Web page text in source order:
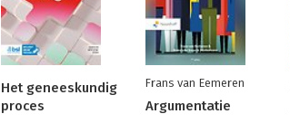
Het geneeskundig
proces
Frans van Eemeren
Argumentatie